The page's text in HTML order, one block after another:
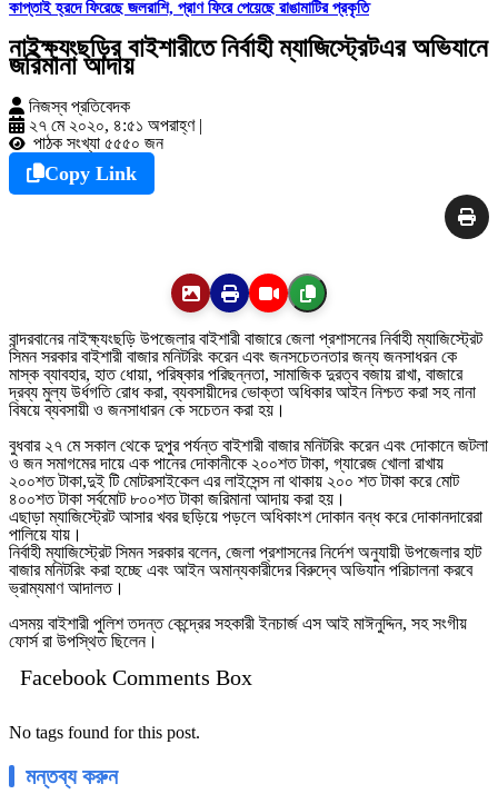
কাপ্তাই হ্রদে ফিরেছে জলরাশি, প্রাণ ফিরে পেয়েছে রাঙামাটির প্রকৃতি
নাইক্ষ্যংছড়ির বাইশারীতে নির্বাহী ম্যাজিস্ট্রেটএর অভিযানে
জরিমানা আদায়
নিজস্ব প্রতিবেদক
২৭ মে ২০২০, ৪:৫১ অপরাহ্ণ |
পাঠক সংখ্যা ৫৫৫০ জন
Copy Link
বান্দরবানের নাইক্ষ্যংছড়ি উপজেলার বাইশারী বাজারে জেলা প্রশাসনের নির্বাহী ম্যাজিস্ট্রেট
সিমন সরকার বাইশারী বাজার মনিটরিং করেন এবং জনসচেতনতার জন্য জনসাধরন কে
মাস্ক ব্যাবহার, হাত ধোয়া, পরিষ্কার পরিছন্নতা, সামাজিক দুরত্ব বজায় রাখা, বাজারে
দ্রব্য মুল্য উর্ধগতি রোধ করা, ব্যবসায়ীদের ভোক্তা অধিকার আইন নিশ্চত করা সহ নানা
বিষয়ে ব্যবসায়ী ও জনসাধারন কে সচেতন করা হয়।
বুধবার ২৭ মে সকাল থেকে দুপুর পর্যন্ত বাইশারী বাজার মনিটরিং করেন এবং দোকানে জটলা
ও জন সমাগমের দায়ে এক পানের দোকানীকে ২০০শত টাকা, গ্যারেজ খোলা রাখায়
২০০শত টাকা,দুই টি মোটরসাইকেল এর লাইসেন্স না থাকায় ২০০ শত টাকা করে মোট
৪০০শত টাকা সর্বমোট ৮০০শত টাকা জরিমানা আদায় করা হয়।
এছাড়া ম্যাজিস্ট্রেট আসার খবর ছড়িয়ে পড়লে অধিকাংশ দোকান বন্ধ করে দোকানদারেরা
পালিয়ে যায়।
নির্বাহী ম্যাজিস্ট্রেট সিমন সরকার বলেন, জেলা প্রশাসনের নির্দেশ অনুযায়ী উপজেলার হাট
বাজার মনিটরিং করা হচ্ছে এবং আইন অমান্যকারীদের বিরুদ্বে অভিযান পরিচালনা করবে
ভ্রাম্যমাণ আদালত।
এসময় বাইশারী পুলিশ তদন্ত কেন্দ্রের সহকারী ইনচার্জ এস আই মাঈনুদ্দিন, সহ সংগীয়
ফোর্স রা উপস্থিত ছিলেন।
Facebook Comments Box
No tags found for this post.
মন্তব্য করুন